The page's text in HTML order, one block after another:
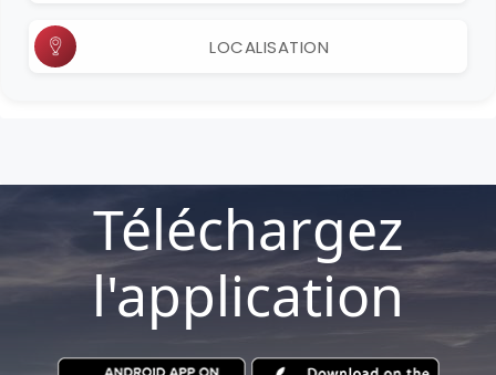
LOCALISATION
Téléchargez
l'application